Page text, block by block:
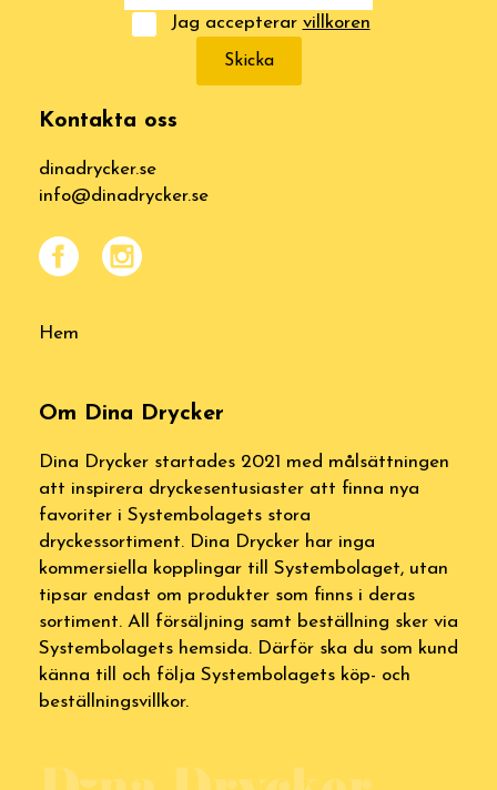
Jag accepterar villkoren
Skicka
Kontakta oss
dinadrycker.se
info@dinadrycker.se
Hem
Om Dina Drycker
Dina Drycker startades 2021 med målsättningen
att inspirera dryckesentusiaster att finna nya
favoriter i Systembolagets stora
dryckessortiment. Dina Drycker har inga
kommersiella kopplingar till Systembolaget, utan
tipsar endast om produkter som finns i deras
sortiment. All försäljning samt beställning sker via
Systembolagets hemsida. Därför ska du som kund
känna till och följa Systembolagets köp- och
beställningsvillkor.